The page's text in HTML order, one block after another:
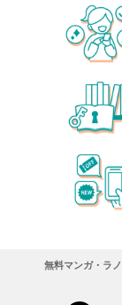
無料マンガ・ラ